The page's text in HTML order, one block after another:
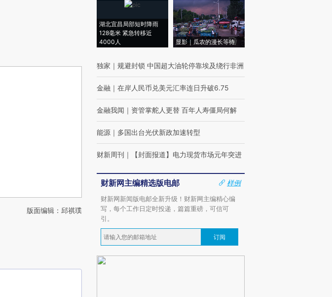
版面编辑：邱祺璞
湖北宜昌局部短时降雨
128毫米 紧急转移近
4000人
显影｜瓜农的漫长等待
独家 ｜ 规避封锁 中国超大油轮停靠埃及绕行非洲
金融 ｜ 在岸人民币兑美元汇率连日升破6.75
金融我闻 ｜ 资管掌舵人更替 百年人寿僵局何解
能源 ｜ 多国出台光伏新政加速转型
财新周刊 ｜ 【封面报道】电力现货市场元年突进
财新网主编精选版电邮
样例
财新网新闻版电邮全新升级！财新网主编精心编
写，每个工作日定时投递，篇篇重磅，可信可
引。
订阅